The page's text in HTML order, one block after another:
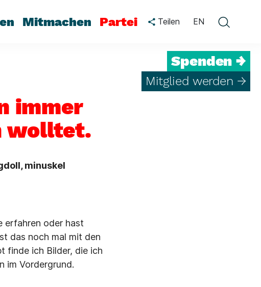
Mitmachen Partei Teilen EN
Spenden →
Mitglied werden →
immer
wolltet.
minuskel
erfahren oder hast
das noch mal mit den
finde ich Bilder, die ich
im Vordergrund.